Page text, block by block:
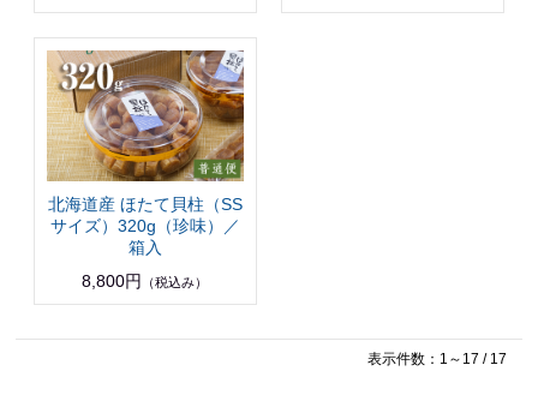
北海道産 ほたて貝柱（SS
サイズ）320g（珍味）／
箱入
8,800円
（税込み）
表示件数：1～17 / 17